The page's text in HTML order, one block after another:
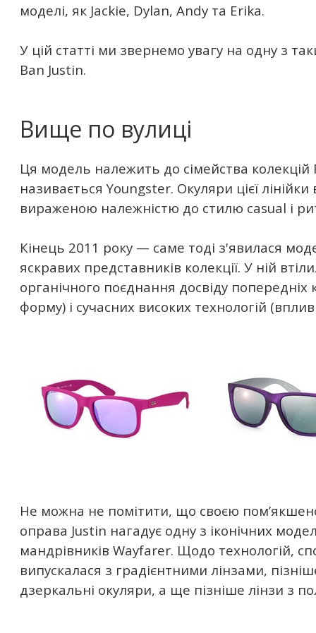
моделі, як Jackie, Dylan, Andy та Erika.
У цій статті ми звернемо увагу на одну з
Ban Justin.
Вище по вулиці
Ця модель належить до сімейства колекцій
називається Youngster. Окуляри цієї
вираженою належністю до стилю casual і
Кінець 2011 року — саме тоді з'явилася
яскравих представників колекції. У ній
органічного поєднання досвіду попередніх
форму) і сучасних високих технологій
Не можна не помітити, що своєю
оправа Justin нагадує одну з іконічних
мандрівників Wayfarer. Щодо технологій,
випускалася з градієнтними лінзами,
дзеркальні окуляри, а ще пізніше лінзи з